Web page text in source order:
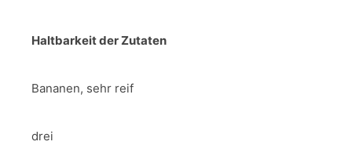
Haltbarkeit der Zutaten
Bananen, sehr reif
drei